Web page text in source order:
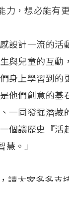
，想必能有
設計一流的活
與兒童的互動
身上學習到的
他們創意的基
一同發掘潛藏
個讓歷史『活
。」
請大家多多支